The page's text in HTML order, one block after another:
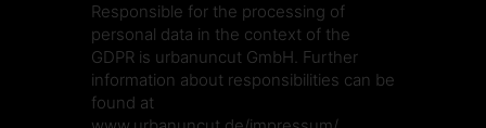
Responsible for the processing of
personal data in the context of the
GDPR is urbanuncut GmbH. Further
information about responsibilities can be
found at